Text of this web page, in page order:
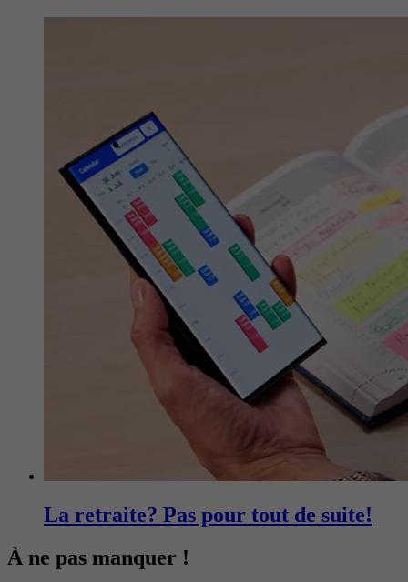
La retraite? Pas pour tout de suite!
À ne pas manquer !